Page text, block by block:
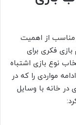
از اهمیت
فکری برای
نوع بازی اشتباه
مواردی را که در
در خانه با وسایل